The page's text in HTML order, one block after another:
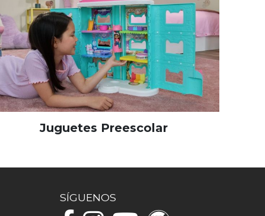
Juguetes Preescolar
SÍGUENOS